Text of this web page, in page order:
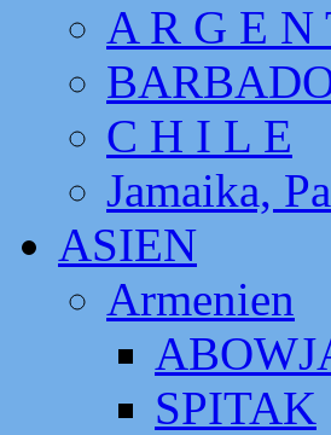
A R G E
C H I L E
Jamaika,
ASIEN
Armenien
SPITAK